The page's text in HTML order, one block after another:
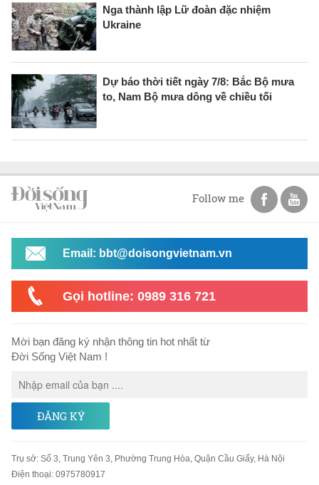
Nga thành lập Lữ đoàn đặc nhiệm
Ukraine
Dự báo thời tiết ngày 7/8: Bắc Bộ mưa
to, Nam Bộ mưa dông về chiều tối
Follow me
Email: bbt@doisongvietnam.vn
Gọi hotline: 0989 316 721
Mời bạn đăng ký nhận thông tin hot nhất từ
Đời Sống Việt Nam !
ĐĂNG KÝ
Trụ sở: Số 3, Trung Yên 3, Phường Trung Hòa, Quận Cầu Giấy, Hà Nội
Điện thoại: 0975780917